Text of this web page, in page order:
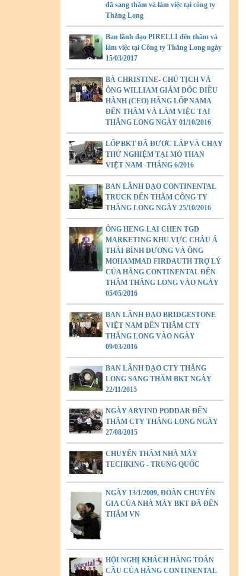
đã sang thăm và làm việc tại công ty
Thăng Long
Ban lãnh đạo PIRELLI đến thăm và
làm việc tại Công ty Thăng Long ngày
15/03/2017
BÀ CHRISTINE- CHỦ TỊCH VÀ
ÔNG WILLIAM GIÁM ĐỐC ĐIỀU
HÀNH (CEO) HÃNG LỐP NAMA
ĐẾN THĂM VÀ LÀM VIỆC TẠI
THĂNG LONG NGÀY 01/10/2016
LỐP BKT ĐÃ ĐƯỢC LẮP VÀ CHẠY
THỬ NGHIỆM TẠI MỎ THAN
VIỆT NAM -THÁNG 6/2016
BAN LÃNH ĐẠO CONTINENTAL
TRUCK ĐẾN THĂM CÔNG TY
THĂNG LONG NGÀY 25/10/2016
ÔNG HENG-LAI CHEN TGĐ
MARKETING KHU VỰC CHÂU Á
THÁI BÌNH DƯƠNG VÀ ÔNG
MOHAMMAD FIRDAUTH TRỢ LÝ
CỦA HÃNG CONTINENTAL ĐẾN
THĂM THĂNG LONG VÀO NGÀY
05/05/2016
BAN LÃNH ĐẠO BRIDGESTONE
VIỆT NAM ĐẾN THĂM CTY
THĂNG LONG VÀO NGÀY
09/03/2016
BAN LÃNH ĐẠO CTY THĂNG
LONG SANG THĂM BKT NGÀY
22/11/2015
NGÀY ARVIND PODDAR ĐẾN
THĂM CTY THĂNG LONG NGÀY
27/08/2015
CHUYẾN THĂM NHÀ MÁY
TECHKING - TRUNG QUỐC
NGÀY 13/1/2009, ĐOÀN CHUYÊN
GIA CỦA NHÀ MÁY BKT ĐÃ ĐẾN
THĂM VN
HỘI NGHỊ KHÁCH HÀNG TOÀN
CẦU CỦA HÃNG CONTINENTAL